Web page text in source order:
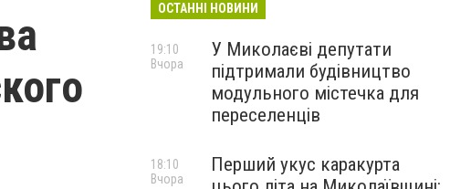
ОСТАННІ НОВИНИ
У Миколаєві депутати
підтримали будівництво
модульного містечка для
переселенців
19:10
Вчора
Перший укус каракурта
18:10
Вчора